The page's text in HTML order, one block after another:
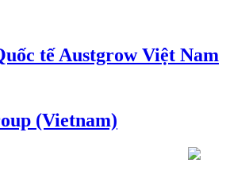
tế Austgrow Việt Nam
(Vietnam)